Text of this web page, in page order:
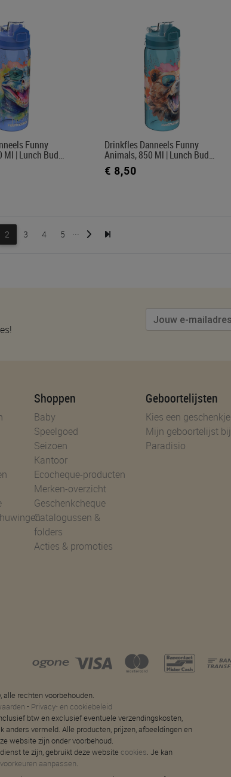
Funny
Ml | Lunch Bud…
Drinkfles Danneels Funny
Animals, 850 Ml | Lunch Bud…
€ 8,50
2 3 4 5 ...
Shoppen
Baby
Speelgoed
Seizoen
Kantoor
Ecocheque-producten
Merken-overzicht
Geschenkcheque
Catalogussen &
folders
Acties & promoties
Geboortelijsten
Kies een geschenkje
Mijn geboortelijst bij
Paradisio
alle rechten voorbehouden.
- Privacy- en cookiebeleid
btw en exclusief eventuele verzendingskosten,
anders vermeld. Alle producten, prijzen, afbeeldingen en
website zijn onder voorbehoud.
te zijn, gebruikt deze website cookies. Je kan
aanpassen.